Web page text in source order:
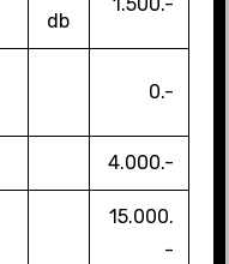
db
1.500.-
0.-
4.000.-
15.000.
-